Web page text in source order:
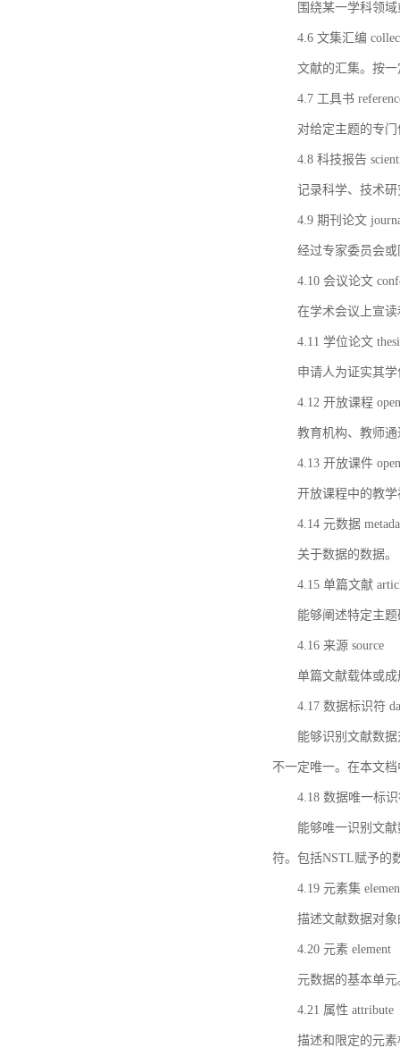
围绕某一学科领
4.6 文集汇编
文献的汇集。按
4.7 工具书
对给定主题的专
4.8 科技报告
记录科学、技术
4.9 期刊论文
经过专家委员会
4.10 会议论文
在学术会议上宣
4.11 学位论文
申请人为证实其
4.12 开放课程
教育机构、教师
4.13 开放课件
开放课程中的教
4.14 元数据
关于数据的数据。
4.15 单篇文献
能够阐述特定主
4.16 来源 source
单篇文献载体或
4.17 数据标识符
能够识别文献数
不一定唯一。在本文
4.18 数据唯一标
能够唯一识别文
符。包括NSTL赋予的
4.19 元素集
描述文献数据对
4.20 元素 element
元数据的基本单元
4.21 属性 attribute
描述和限定的元